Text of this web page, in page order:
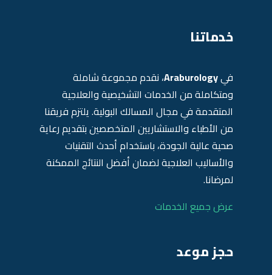
خدماتنا
فيAraburology، نقدم مجموعة شاملة
ومتكاملة من الخدمات التشخيصية والعلاجية
المتقدمة في مجال المسالك البولية. يلتزم فريقنا
من الأطباء والاستشاريين المتخصصين بتقديم رعاية
صحية عالية الجودة، باستخدام أحدث التقنيات
والأساليب العلاجية لضمان أفضل النتائج الممكنة
لمرضانا.
عرض جميع الخدمات
حجز موعد